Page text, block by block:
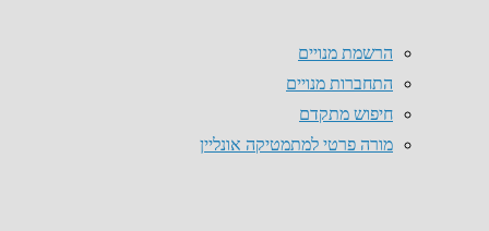
הרשמת מנויים
התחברות מנויים
חיפוש מתקדם
מורה פרטי למתמטיקה אונליין